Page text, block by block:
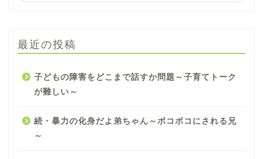
最近の投稿
子どもの障害をどこまで話すか問題～子育てトーク
が難しい～
続・暴力の化身だよ弟ちゃん～ボコボコにされる兄
～